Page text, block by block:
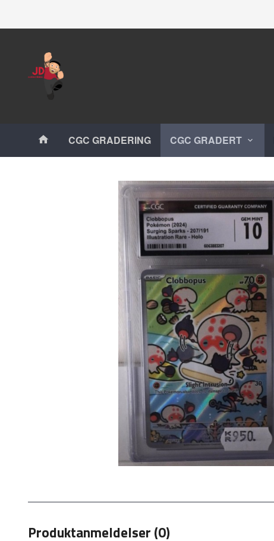
Produkter
CGC GRADERING CGC GRADERT
Produktanmeldelser (0)